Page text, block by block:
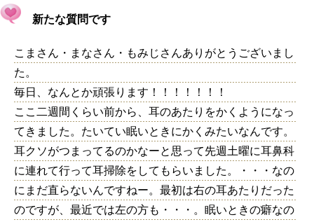
新たな質問です
こまさん・まなさん・もみじさんありがとうございまし
た。
毎日、なんとか頑張ります！！！！！！！
ここ二週間くらい前から、耳のあたりをかくようになっ
てきました。たいてい眠いときにかくみたいなんです。
耳クソがつまってるのかなーと思って先週土曜に耳鼻科
に連れて行って耳掃除をしてもらいました。・・・なの
にまだ直らないんですねー。最初は右の耳あたりだった
のですが、最近では左の方も・・・。眠いときの癖なの